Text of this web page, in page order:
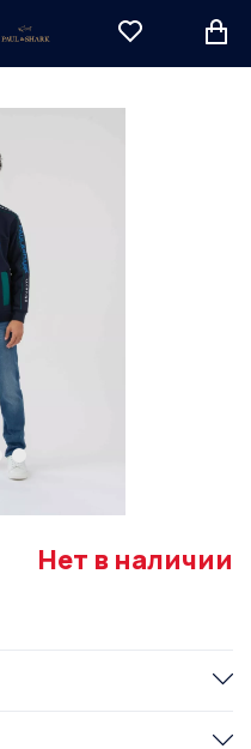
Нет в наличии